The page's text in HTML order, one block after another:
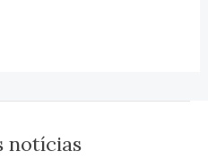
notícias